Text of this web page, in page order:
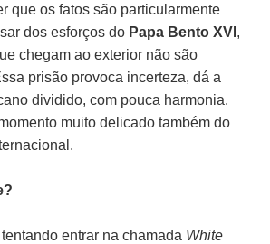
que os fatos são particularmente
dos esforços do Papa Bento XVI ,
chegam ao exterior não são
prisão provoca incerteza, dá a
dividido, com pouca harmonia.
muito delicado também do
entrar na chamada White